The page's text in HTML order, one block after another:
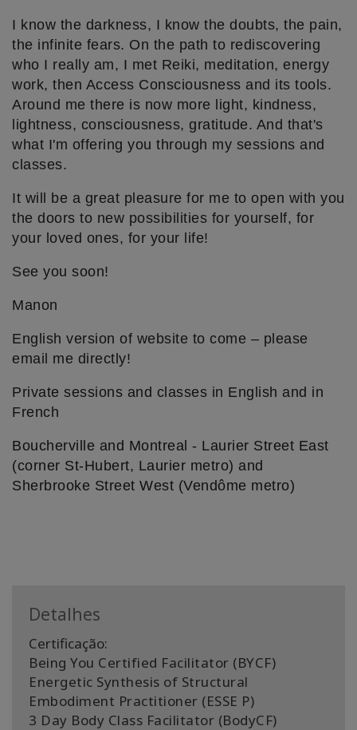
I know the darkness, I know the doubts, the pain,
the infinite fears. On the path to rediscovering
who I really am, I met Reiki, meditation, energy
work, then Access Consciousness and its tools.
Around me there is now more light, kindness,
lightness, consciousness, gratitude. And that's
what I'm offering you through my sessions and
classes.
It will be a great pleasure for me to open with you
the doors to new possibilities for yourself, for
your loved ones, for your life!
See you soon!
Manon
English version of website to come – please
email me directly!
Private sessions and classes in English and in
French
Boucherville and Montreal - Laurier Street East
(corner St-Hubert, Laurier metro) and
Sherbrooke Street West (Vendôme metro)
Detalhes
Certificação:
Being You Certified Facilitator (BYCF)
Energetic Synthesis of Structural
Embodiment Practitioner (ESSE P)
3 Day Body Class Facilitator (BodyCF)